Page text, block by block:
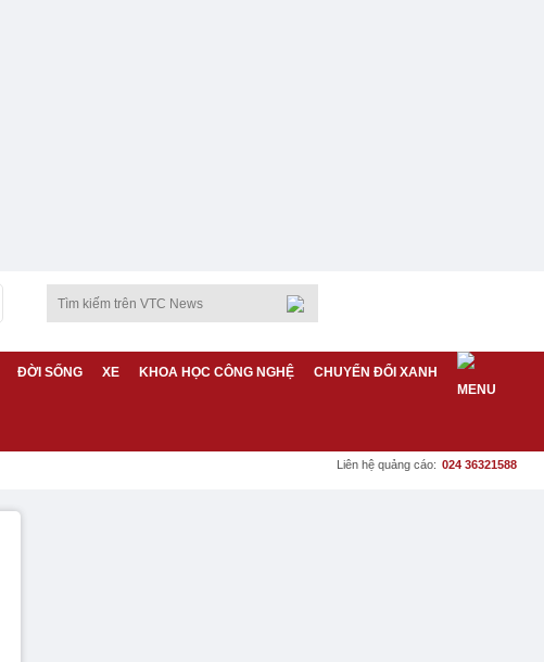
ĐỜI SỐNG XE KHOA HỌC CÔNG NGHỆ CHUYỂN ĐỔI XANH
Liên hệ quảng cáo: 024 36321588